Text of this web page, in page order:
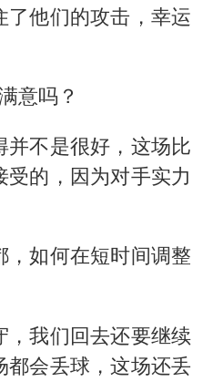
他们的攻击，幸运
意吗？
不是很好，这场比
的，因为对手实力
，如何在短时间调整
，我们回去还要继续
都会丢球，这场还丢